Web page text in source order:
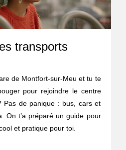
transports
de Montfort-sur-Meu et tu te
pour rejoindre le centre
Pas de panique : bus, cars et
On t’a préparé un guide pour
et pratique pour toi.